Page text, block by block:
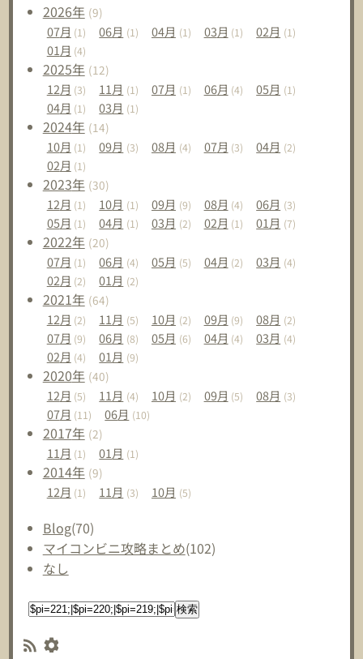
2026年 (9)
07月 (1) 06月 (1) 04月 (1) 03月 (1) 02月 (1)
01 月 (4)
2025年 (12)
12月 (3) 11 月 (1) 07月 (1) 06月 (4) 05月 (1)
04月 (1) 03月 (1)
2024年 (14)
10月 (1) 09月 (3) 08月 (4) 07月 (3) 04月 (2)
02月 (1)
2023年 (30)
12月 (1) 10月 (1) 09月 (9) 08月 (4) 06月 (3)
05月 (1) 04月 (1) 03月 (2) 02月 (1) 01 月 (7)
2022年 (20)
07月 (1) 06月 (4) 05月 (5) 04月 (2) 03月 (4)
02月 (2) 01 月 (2)
2021年 (64)
12月 (2) 11 月 (5) 10月 (2) 09月 (9) 08月 (2)
07月 (9) 06月 (8) 05月 (6) 04月 (4) 03月 (4)
02月 (4) 01 月 (9)
2020年 (40)
12月 (5) 11 月 (4) 10月 (2) 09月 (5) 08月 (3)
07月 (11) 06月 (10)
2017年 (2)
11 月 (1) 01 月 (1)
2014年 (9)
12月 (1) 11 月 (3) 10月 (5)
Blog(70)
マイコンビニ攻略まとめ(102)
なし